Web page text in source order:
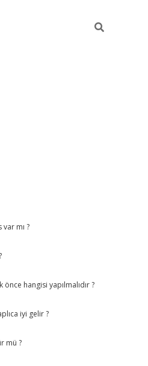
mı ?
hangisi yapılmalıdır ?
iyi gelir ?
mü ?